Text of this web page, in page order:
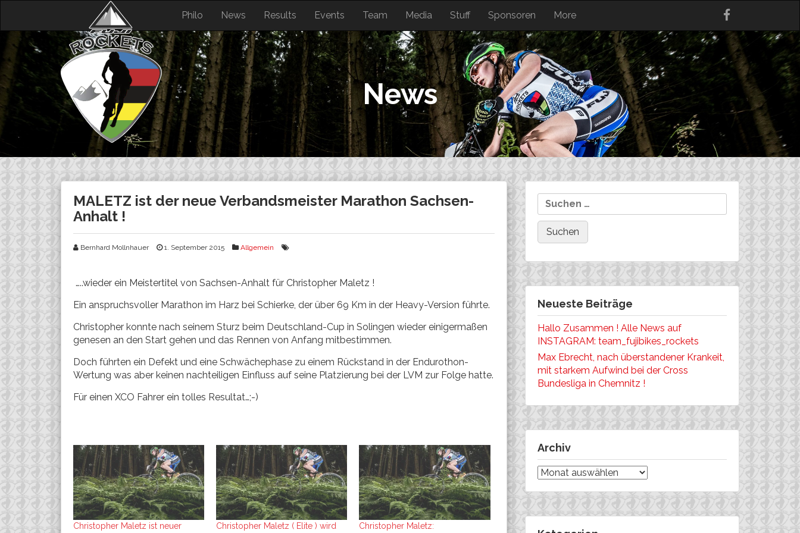
content
Philo News Results Events Team Media Stuff Sponsoren More
News
MALETZ ist der neue Verbandsmeister Marathon Sachsen-
Anhalt !
Bernhard Mollnhauer 1. September 2015 Allgemein
…..wieder ein Meistertitel von Sachsen-Anhalt für Christopher Maletz !
Ein anspruchsvoller Marathon im Harz bei Schierke, der über 69 Km in der Heavy-Version führte.
Christopher konnte nach seinem Sturz beim Deutschland-Cup in Solingen wieder einigermaßen
genesen an den Start gehen und das Rennen von Anfang mitbestimmen.
Doch führten ein Defekt und eine Schwächephase zu einem Rückstand in der Endurothon-
Wertung was aber keinen nachteiligen Einfluss auf seine Platzierung bei der LVM zur Folge hatte.
Für einen XCO Fahrer ein tolles Resultat…;-)
Christopher Maletz ist neuer
Christopher Maletz ( Elite ) wird
Christopher Maletz:
Suchen
nach:
Neueste Beiträge
Hallo Zusammen ! Alle News auf
INSTAGRAM: team_fujibikes_rockets
Max Ebrecht, nach überstandener Krankeit,
mit starkem Aufwind bei der Cross
Bundesliga in Chemnitz !
Archiv
Archiv